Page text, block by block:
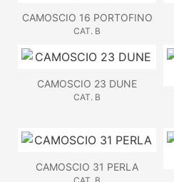
CAMOSCIO 16 PORTOFINO
CAT. B
CAMOSCIO 23 DUNE
CAT. B
CAMOSCIO 31 PERLA